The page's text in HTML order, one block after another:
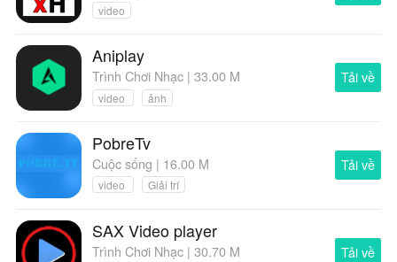
video
Aniplay
Trình Chơi Nhạc | 33.00 M
video ảnh
Tải về
PobreTv
Cuộc sống | 16.00 M
video Giải trí
Tải về
SAX Video player
Trình Chơi Nhạc | 30.70 M Tải về